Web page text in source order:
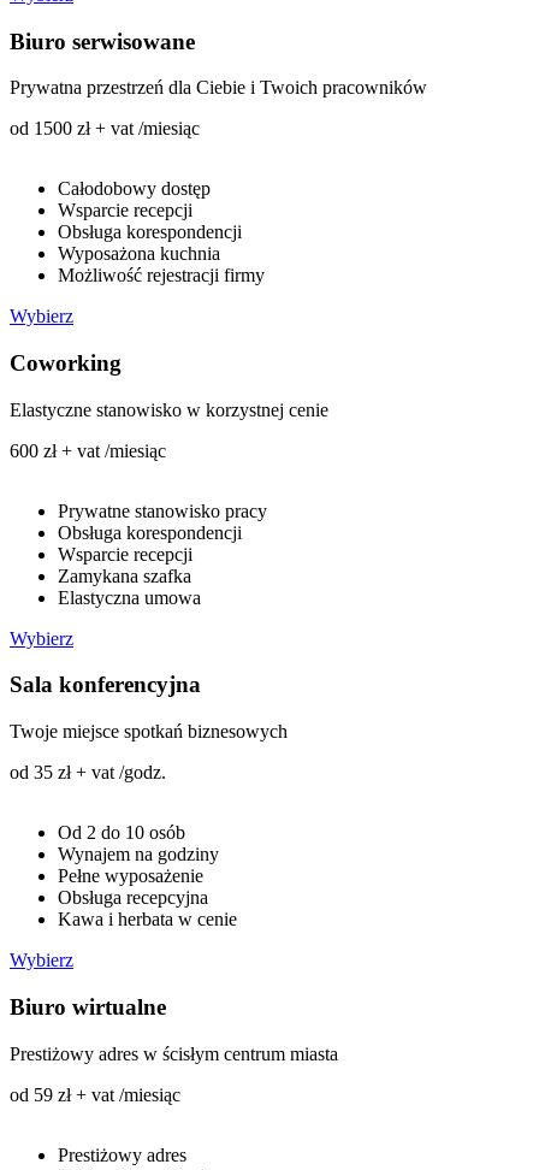
Biuro serwisowane
Prywatna przestrzeń dla Ciebie i Twoich pracowników
od 1500 zł + vat /miesiąc
Całodobowy dostęp
Wsparcie recepcji
Obsługa korespondencji
Wyposażona kuchnia
Możliwość rejestracji firmy
Wybierz
Coworking
Elastyczne stanowisko w korzystnej cenie
600 zł + vat /miesiąc
Prywatne stanowisko pracy
Obsługa korespondencji
Wsparcie recepcji
Zamykana szafka
Elastyczna umowa
Wybierz
Sala konferencyjna
Twoje miejsce spotkań biznesowych
od 35 zł + vat /godz.
Od 2 do 10 osób
Wynajem na godziny
Pełne wyposażenie
Obsługa recepcyjna
Kawa i herbata w cenie
Wybierz
Biuro wirtualne
Prestiżowy adres w ścisłym centrum miasta
od 59 zł + vat /miesiąc
Prestiżowy adres